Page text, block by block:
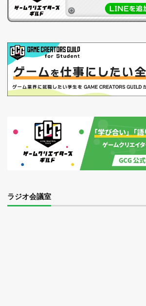
ラジオ会議室